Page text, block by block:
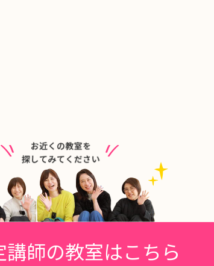
師の教室はこちら